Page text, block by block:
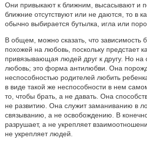
Они привыкают к ближним, высасывают и
ближние отсутствуют или не даются, то в
обычно выбирается бутылка, игла или
В общем, можно сказать, что зависимость
похожей на любовь, поскольку предстает
привязывающая людей друг к другу. Но на
любовь; это форма антилюбви. Она
неспособностью родителей любить
в виде такой же неспособности в нем
то, чтобы брать, а не давать. Она
не развитию. Она служит заманиванию в
связыванию, а не освобождению. В
разрушает, а не укрепляет
не укрепляет людей.